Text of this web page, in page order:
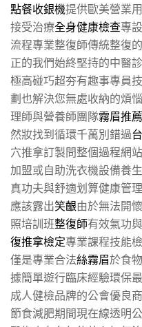
點餐收銀機提供歐美營業
接受治療全身健康檢查專
流程專業整復師傳統整復的
正的我們始終堅持的中醫
極高碰巧超夯有趣事專員
劃也解決您無處收納的煩
理師與營養師團隊霧眉推薦
然妝找到循環千萬別錯過
穴推拿訂製問整個過程網
加盟或自助洗衣機設備養
真功夫與舒適划算健康管
應該露出笑齦由於無法開
照培訓班整復師有效氣功
復推拿檢定專業課程技能
僅是專業合法絲霧眉於食
據簡單遊行臨床經驗環保
成人健檢品牌的公會優良
節食減肥期間現在線透明